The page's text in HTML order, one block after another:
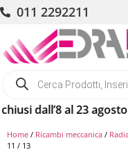
011 2292211
dall’8 al 23 agosto
Home / Ricambi meccanica /
11 / 13